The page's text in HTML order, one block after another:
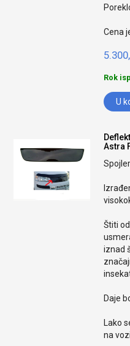
Cena
Rok
U
Astra
Štiti
iznad
Daje
Lako
na